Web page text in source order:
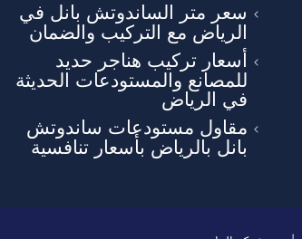
سعر متر الساندوتش بانل في
الرياض مع التركيب والضمان
أسعار تركيب هناجر حديد
للمصانع والمستودعات الحديثة
في الرياض
مقاول مستودعات ساندوتش
بانل بالرياض بأسعار تنافسية